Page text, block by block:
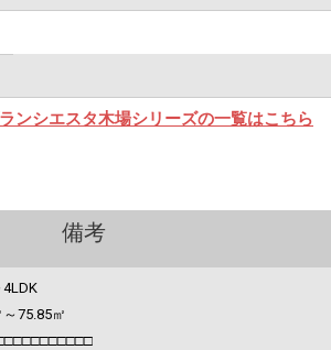
ンシエスタ木場シリーズの一覧はこちら
備考
㎡